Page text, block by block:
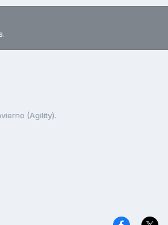
(Agility).